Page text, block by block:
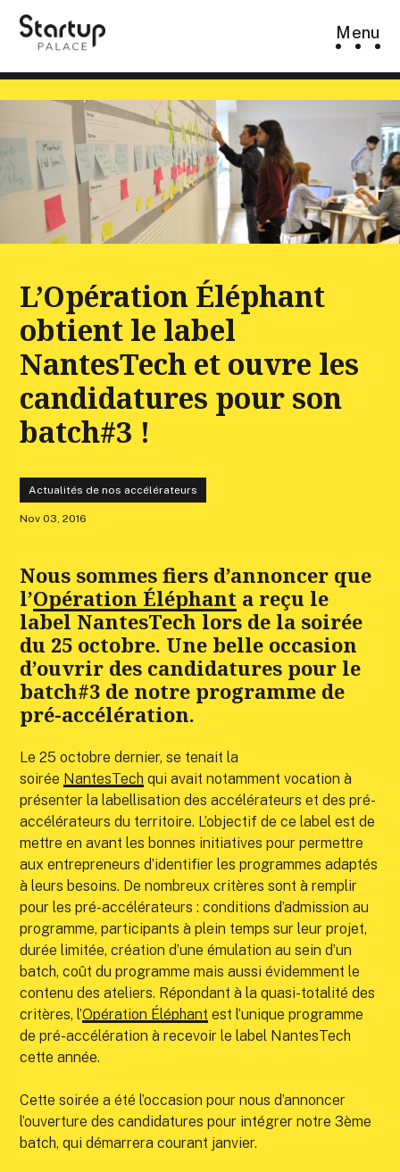
Skip
Menu
L’Opération Éléphant
obtient le label
NantesTech et ouvre les
candidatures pour son
batch#3 !
Actualités de nos accélérateurs
Nov 03, 2016
Nous sommes fiers d’annoncer que
l’Opération Éléphant a reçu le
label NantesTech lors de la soirée
du 25 octobre. Une belle occasion
d’ouvrir des candidatures pour le
batch#3 de notre programme de
pré-accélération.
Le 25 octobre dernier, se tenait la
soirée NantesTech qui avait notamment vocation à
présenter la labellisation des accélérateurs et des pré-
accélérateurs du territoire. L’objectif de ce label est de
mettre en avant les bonnes initiatives pour permettre
aux entrepreneurs d’identifier les programmes adaptés
à leurs besoins. De nombreux critères sont à remplir
pour les pré-accélérateurs : conditions d’admission au
programme, participants à plein temps sur leur projet,
durée limitée, création d’une émulation au sein d’un
batch, coût du programme mais aussi évidemment le
contenu des ateliers. Répondant à la quasi-totalité des
critères, l’Opération Éléphant est l’unique programme
de pré-accélération à recevoir le label NantesTech
cette année.
Cette soirée a été l’occasion pour nous d’annoncer
l’ouverture des candidatures pour intégrer notre 3ème
batch, qui démarrera courant janvier.